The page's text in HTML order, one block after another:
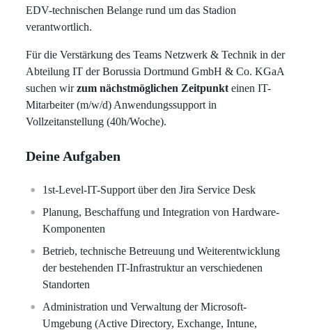
EDV-technischen Belange rund um das Stadion
verantwortlich.
Für die Verstärkung des Teams Netzwerk & Technik in der
Abteilung IT der Borussia Dortmund GmbH & Co. KGaA
suchen wirzum nächstmöglichen Zeitpunkt einen IT-
Mitarbeiter (m/w/d) Anwendungssupport in
Vollzeitanstellung (40h/Woche).
Deine Aufgaben
1st-Level-IT-Support über den Jira Service Desk
Planung, Beschaffung und Integration von Hardware-
Komponenten
Betrieb, technische Betreuung und Weiterentwicklung
der bestehenden IT-Infrastruktur an verschiedenen
Standorten
Administration und Verwaltung der Microsoft-
Umgebung (Active Directory, Exchange, Intune,